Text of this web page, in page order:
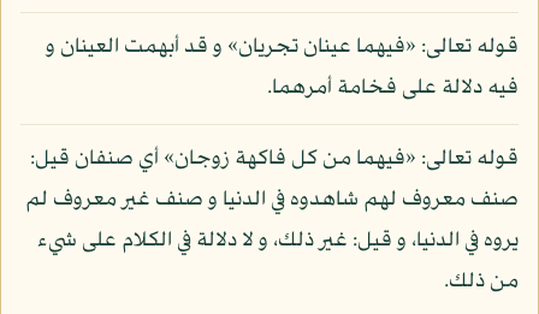
قوله تعالى: «فيهما عينان تجريان» و قد أبهمت العينان و
فيه دلالة على فخامة أمرهما.
قوله تعالى: «فيهما من كل فاكهة زوجان» أي صنفان قيل:
صنف معروف لهم شاهدوه في الدنيا و صنف غير معروف لم
يروه في الدنيا، و قيل: غير ذلك، و لا دلالة في الكلام على شيء
من ذلك.